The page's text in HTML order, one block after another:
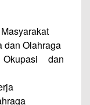
dan Olahraga
dan